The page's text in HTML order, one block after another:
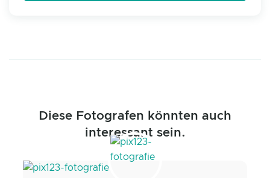
Diese Fotografen könnten auch
interessant sein.